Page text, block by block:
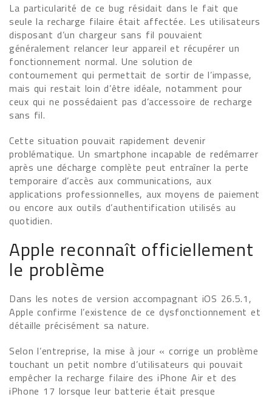
La particularité de ce bug résidait dans le fait que
seule la recharge filaire était affectée. Les utilisateurs
disposant d’un chargeur sans fil pouvaient
généralement relancer leur appareil et récupérer un
fonctionnement normal. Une solution de
contournement qui permettait de sortir de l’impasse,
mais qui restait loin d’être idéale, notamment pour
ceux qui ne possédaient pas d’accessoire de recharge
sans fil.
Cette situation pouvait rapidement devenir
problématique. Un smartphone incapable de redémarrer
après une décharge complète peut entraîner la perte
temporaire d’accès aux communications, aux
applications professionnelles, aux moyens de paiement
ou encore aux outils d’authentification utilisés au
quotidien.
Apple reconnaît officiellement
le problème
Dans les notes de version accompagnant iOS 26.5.1,
Apple confirme l’existence de ce dysfonctionnement et
détaille précisément sa nature.
Selon l’entreprise, la mise à jour « corrige un problème
touchant un petit nombre d’utilisateurs qui pouvait
empêcher la recharge filaire des iPhone Air et des
iPhone 17 lorsque leur batterie était presque